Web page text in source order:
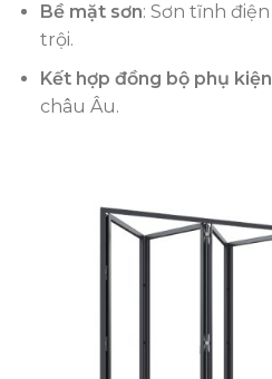
Bề mặt sơn: Sơn tĩnh
trội.
Kết hợp đồng bộ phụ kiện
châu Âu.